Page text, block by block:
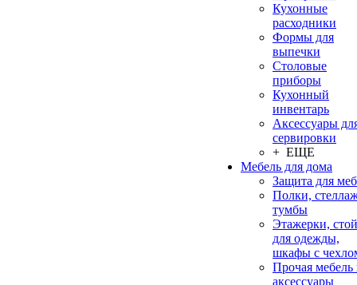
Кухонные
расходники
Формы для
выпечки
Столовые
приборы
Кухонный
инвентарь
Аксессуары
сервировки
+ ЕЩЕ
Мебель для дома
Защита для
Полки,
тумбы
Этажерки,
для одежды,
шкафы с
Прочая мебель
аксессуары